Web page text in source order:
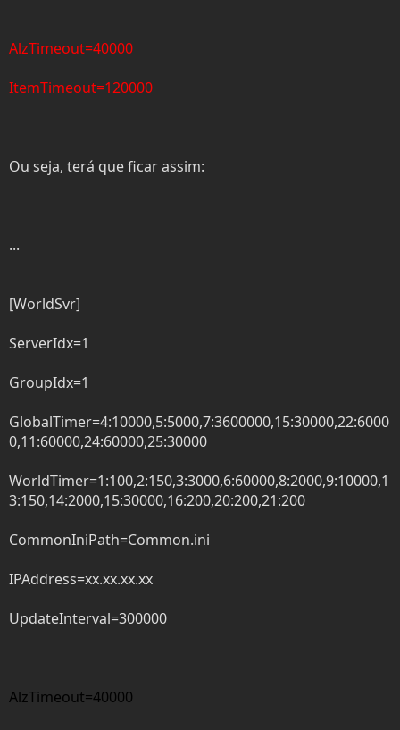
AlzTimeout=40000
ItemTimeout=120000
Ou seja, terá que ficar assim:
...
[WorldSvr]
ServerIdx=1
GroupIdx=1
GlobalTimer=4:10000,5:5000,7:3600000,15:30000,22:6000
0,11:60000,24:60000,25:30000
WorldTimer=1:100,2:150,3:3000,6:60000,8:2000,9:10000,1
3:150,14:2000,15:30000,16:200,20:200,21:200
CommonIniPath=Common.ini
IPAddress=xx.xx.xx.xx
UpdateInterval=300000
AlzTimeout=40000